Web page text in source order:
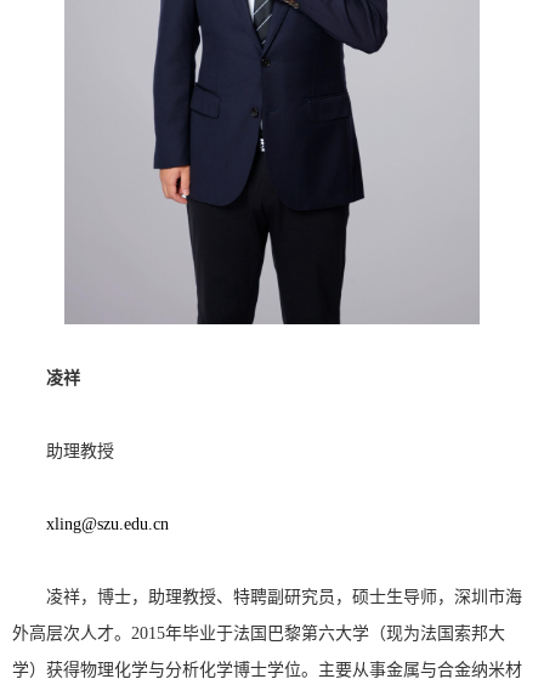
凌祥
助理教授
xling@szu.edu.cn
凌祥，博士，助理教授、特聘副研究员，硕士生导师，深圳市海
外高层次人才。2015年毕业于法国巴黎第六大学（现为法国索邦大
学）获得物理化学与分析化学博士学位。主要从事金属与合金纳米材